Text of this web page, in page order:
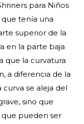
para Niños
tenía una
superior de la
en la parte baja
que la curvatura
a diferencia de la
curva se aleja del
sino que
que pueden ser